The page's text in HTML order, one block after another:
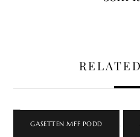
GASETTEN MFF PODD